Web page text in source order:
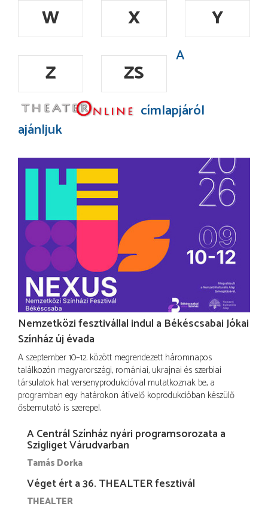
W
X
Y
Z
ZS
A
címlapjáról
ajánljuk
Nemzetközi fesztivállal indul a Békéscsabai Jókai
Színház új évada
A szeptember 10–12. között megrendezett háromnapos
találkozón magyarországi, romániai, ukrajnai és szerbiai
társulatok hat versenyprodukcióval mutatkoznak be, a
programban egy határokon átívelő koprodukcióban készülő
ősbemutató is szerepel.
A Centrál Színház nyári programsorozata a
Szigliget Várudvarban
Tamás Dorka
Véget ért a 36. THEALTER fesztivál
THEALTER